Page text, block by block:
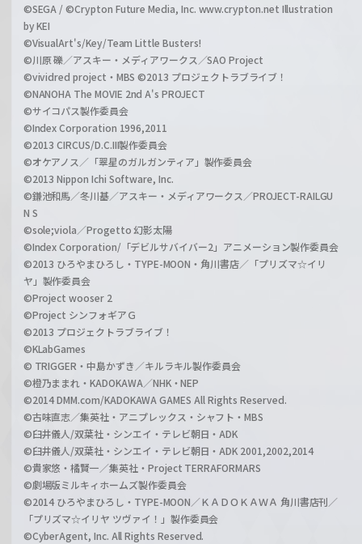
©SEGA / ©Crypton Future Media, Inc. www.crypton.net Illustration
by KEI
©VisualArt's/Key/Team Little Busters!
©川原 礫／アスキー・メディアワークス／SAO Project
©vividred project・MBS ©2013 プロジェクトラブライブ！
©NANOHA The MOVIE 2nd A's PROJECT
©サイコパス製作委員会
©Index Corporation 1996,2011
©2013 CIRCUS/D.C.III製作委員会
©オケアノス／「翠星のガルガンティア」製作委員会
©2013 Nippon Ichi Software, Inc.
©鎌池和馬／冬川基／アスキー・メディアワークス／PROJECT-RAILGU
N S
©sole;viola／Progetto 幻影太陽
©Index Corporation/「デビルサバイバー2」アニメーション製作委員会
©2013 ひろやまひろし・TYPE-MOON・角川書店／「プリズマ☆イリ
ヤ」製作委員会
©Project wooser 2
©Project シンフォギアＧ
©2013 プロジェクトラブライブ！
©KLabGames
© TRIGGER・中島かずき／キルラキル製作委員会
©橙乃ままれ・KADOKAWA／NHK・NEP
©2014 DMM.com/KADOKAWA GAMES All Rights Reserved.
©古味直志／集英社・アニプレックス・シャフト・MBS
©臼井儀人/双葉社・シンエイ・テレビ朝日・ADK
©臼井儀人/双葉社・シンエイ・テレビ朝日・ADK 2001,2002,2014
©貴家悠・橘賢一／集英社・Project TERRAFORMARS
©劇場版ミルキィホームズ製作委員会
©2014 ひろやまひろし・TYPE-MOON／ＫＡＤＯＫＡＷＡ 角川書店刊／
「プリズマ☆イリヤ ツヴァイ！」製作委員会
©CyberAgent, Inc. All Rights Reserved.